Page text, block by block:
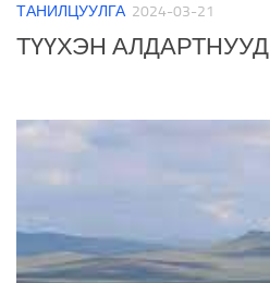
ТАНИЛЦУУЛГА 2024-03-21
ТҮҮХЭН АЛДАРТНУУД